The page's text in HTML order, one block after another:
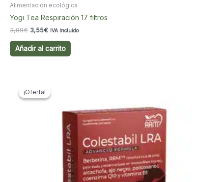
Alimentación ecológica
Yogi Tea Respiración 17 filtros
3,89€ El
original
era:
3,55€El
actual
es:
IVA Incluido
Añadir al carrito
¡Oferta!
¡Oferta!